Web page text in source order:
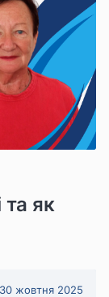
та як
30 жовтня 2025